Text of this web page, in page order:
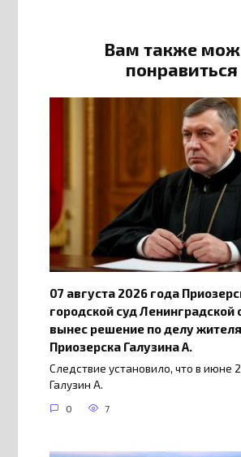
Вам также
понравиться
07 августа 2026 года
городской суд Ленинградской
вынес решение по делу
Приозерска Галузина А.
Следствие установило, что в июне
Галузин А.
0 7